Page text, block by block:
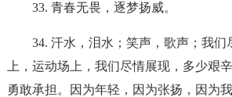
33. 青春无畏，逐梦扬威。
34. 汗水，泪水；笑声，歌声；我们
上，运动场上，我们尽情展现，多少艰
勇敢承担。因为年轻，因为张扬，因为